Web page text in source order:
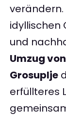
idyllischen
und
Umzug
Grosuplje
erfüllteres